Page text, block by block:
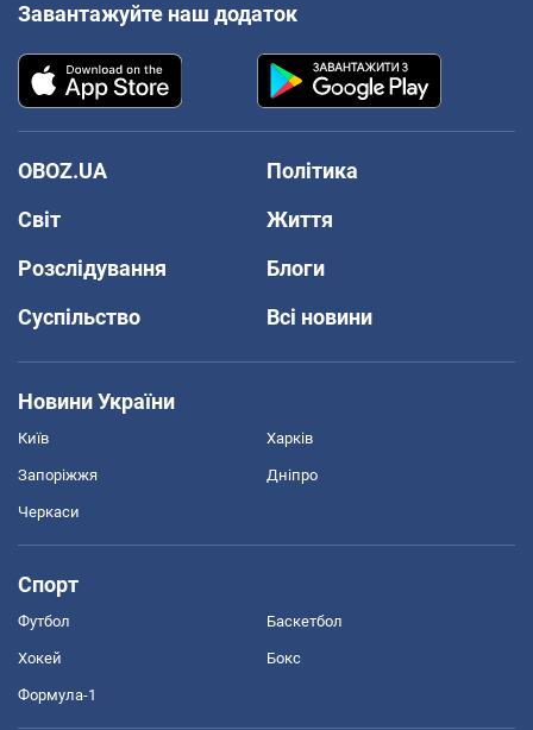
Завантажуйте наш додаток
OBOZ.UA
Політика
Світ
Життя
Розслідування
Блоги
Суспільство
Всі новини
Новини України
Київ Харків
Запоріжжя Дніпро
Черкаси
Спорт
Футбол Баскетбол
Хокей Бокс
Формула-1